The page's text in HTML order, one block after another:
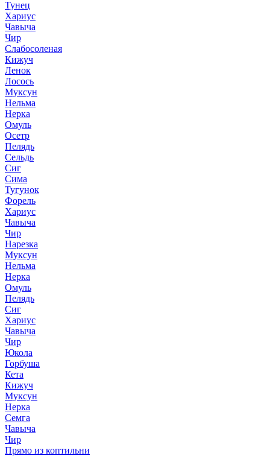
Тунец
Хариус
Чавыча
Чир
Слабосоленая
Кижуч
Ленок
Лосось
Муксун
Нельма
Нерка
Омуль
Осетр
Пелядь
Сельдь
Сиг
Сима
Тугунок
Форель
Хариус
Чавыча
Чир
Нарезка
Муксун
Нельма
Нерка
Омуль
Пелядь
Сиг
Хариус
Чавыча
Чир
Юкола
Горбуша
Кета
Кижуч
Муксун
Нерка
Семга
Чавыча
Чир
Прямо из коптильни